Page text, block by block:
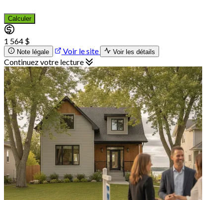
Calculer
1 564 $
Note légale Voir le site Voir les détails
Continuez votre lecture